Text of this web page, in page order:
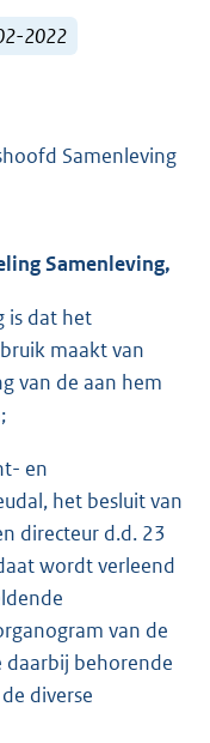
2022
Samenleving
Samenleving,
is dat het
maakt van
van de aan hem
en
het besluit van
directeur d.d. 23
wordt verleend
van de
daarbij behorende
diverse